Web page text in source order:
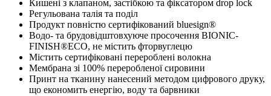
Кишені з клапаном, застібкою та фіксатором drop lock
Регульована талія та поділ
Продукт повністю сертифікований bluesign®
Водо- та брудовідштовхуюче просочення BIONIC-
FINISH®ECO, не містить фторвуглецю
Містить сертифіковані перероблені волокна
Мембрана зі 100% переробленої сировини
Принт на тканину нанесений методом цифрового друку,
що економить енергію, воду та барвники